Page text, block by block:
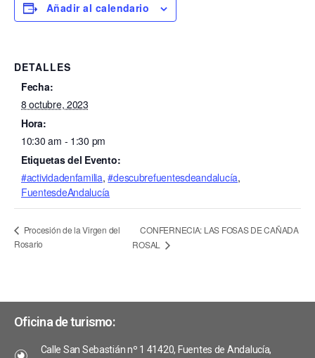
Añadir al calendario
DETALLES
Fecha:
8 octubre, 2023
Hora:
10:30 am - 1:30 pm
Etiquetas del Evento:
#actividadenfamilia,#descubrefuentesdeandalucía,
FuentesdeAndalucía
Procesión de la Virgen del
Rosario
CONFERNECIA: LAS FOSAS DE CAÑADA
ROSAL
Oficina de turismo:
Calle San Sebastián nº 1 41420, Fuentes de Andalucía,